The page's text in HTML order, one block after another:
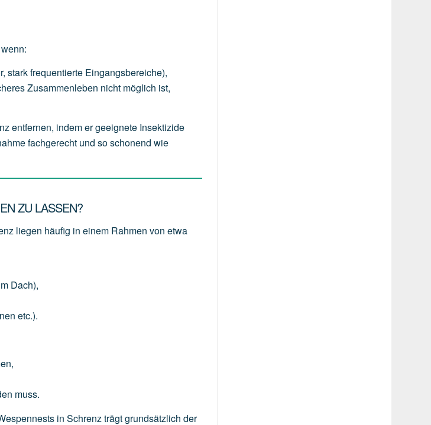
starkfrequentierte Eingangsbereiche),
Zusammenleben nicht möglich ist,
entfernen, indem er geeignete Insektizide
fachgerecht und so schonend wie
ZU LASSEN?
liegen häufig in einem Rahmen vonetwa
Dach),
etc.).
muss.
in Schrenz trägt grundsätzlich der